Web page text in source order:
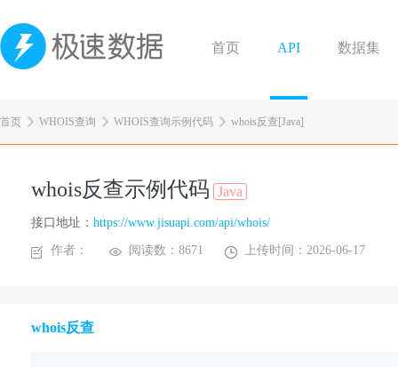
首页 API 数据集
首页 WHOIS查询 WHOIS查询示例代码 whois反查[Java]
whois反查示例代码 Java
接口地址： https://www.jisuapi.com/api/whois/
作者： 阅读数：8671 上传时间：2026-06-17
whois反查